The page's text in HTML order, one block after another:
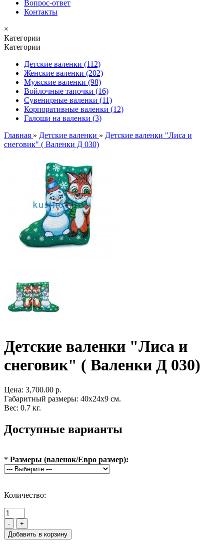
Вопрос-ответ
Контакты
×
Категории
Категории
Детские валенки (112)
Женские валенки (202)
Мужские валенки (98)
Войлочные тапочки (16)
Сувенирные валенки (11)
Корпоративные валенки (12)
Галоши на валенки (3)
Главная » Детские валенки » Детские валенки "Лиса и
снеговик" ( Валенки Д 030)
Детские валенки "Лиса и
снеговик" ( Валенки Д 030)
Цена: 3,700.00 р.
Габаритный размеры: 40x24x9 см.
Вес: 0.7 кг.
Доступные варианты
* Размеры (валенок/Евро размер):
Количество:
- +